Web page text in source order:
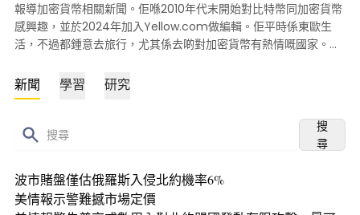
報導加密貨幣相關新聞。佢喺2010年代末開始對比特幣同加密貨幣
感興趣，並於2024年加入Yellow.com做編輯。佢平時係東歐生
活，不過都鍾意去旅行，尤其係去啲對加密貨幣有熱情嘅國家。佢
件事。
新聞 學習 研究
搜
尋
波市賭盤僅估俄羅斯入侵北約機率6%
美情報示警難撼市場定價